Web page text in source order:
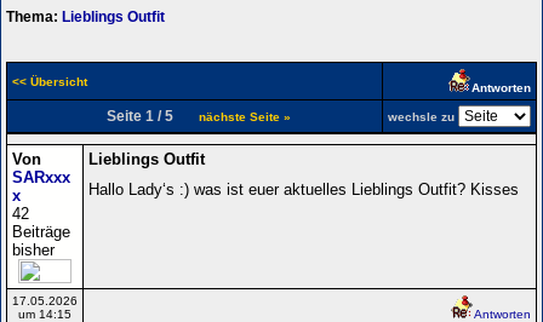
Thema: Lieblings Outfit
<< Übersicht Antworten
Seite 1 / 5 nächste Seite » wechsle zu
Von
SARxxx
x
42
Beiträge
bisher
Lieblings Outfit
Hallo Lady‘s :) was ist euer aktuelles Lieblings Outfit? Kisses
17.05.2026
um 14:15
Antworten